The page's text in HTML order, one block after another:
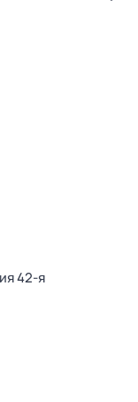
42-я